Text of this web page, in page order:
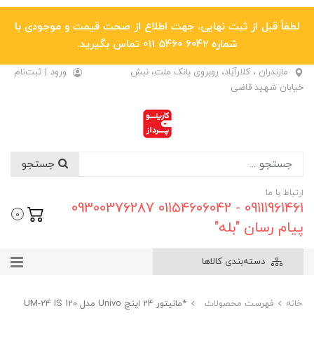
لطفاً قبل از ثبت نهایی، جهت اطلاع از صحت قیمت و موجودی با
شماره 6042 5460 011 تماس بگیرید.
مازندران ، کلارآباد، روبروی بانک ملت، نبش
خیابان شهید قاضی
ورود | ثبت‌نام
ارتباط با ما
09111961461 - 01154606042 09300376287
پیام رسان "بله"
0
دسته‌بندی کالاها
خانه فهرست محصولات *مانیتور 24 اینچ Univo مدل UM-24 IS 120